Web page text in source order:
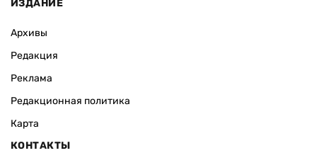
ИЗДАНИЕ
Архивы
Редакция
Реклама
Редакционная политика
Карта
КОНТАКТЫ